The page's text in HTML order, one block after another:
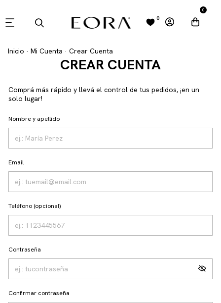
0
0
Inicio · Mi Cuenta · Crear Cuenta
CREAR CUENTA
Comprá más rápido y llevá el control de tus pedidos, ¡en un
solo lugar!
Nombre y apellido
Email
Teléfono (opcional)
Contraseña
Confirmar contraseña